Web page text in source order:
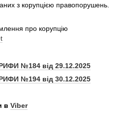
з корупцією правопорушень.
про корупцію
№184 від 29.12.2025
№194 від 30.12.2025
в Viber